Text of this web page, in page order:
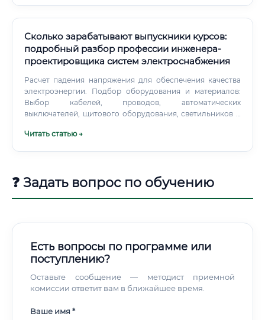
Сколько зарабатывают выпускники курсов:
подробный разбор профессии инженера-
проектировщика систем электроснабжения
Расчет падения напряжения для обеспечения качества
электроэнергии. Подбор оборудования и материалов:
Выбор кабелей, проводов, автоматических
выключателей, щитового оборудования, светильников и
требований заказчика.
Читать статью →
❓ Задать вопрос по обучению
Есть вопросы по программе или
поступлению?
Оставьте сообщение — методист приемной
комиссии ответит вам в ближайшее время.
Ваше имя *